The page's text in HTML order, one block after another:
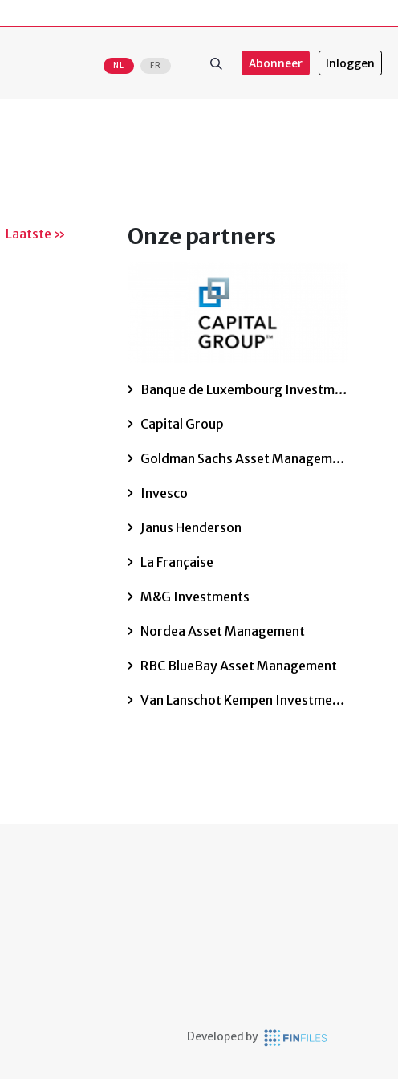
NL FR Abonneer Inloggen
Laatste
Laatste » Onze partners
Banque de Luxembourg Investments
Capital Group
Goldman Sachs Asset Management
Invesco
Janus Henderson
La Française
M&G Investments
Nordea Asset Management
RBC BlueBay Asset Management
Van Lanschot Kempen Investment Management
Developed by